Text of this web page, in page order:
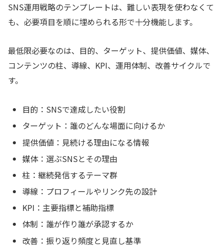
SNS運用戦略のテンプレートは、難しい表現を使わなくて
も、必要項目を順に埋められる形で十分機能します。
最低限必要なのは、目的、ターゲット、提供価値、媒体、
コンテンツの柱、導線、KPI、運用体制、改善サイクルで
す。
目的：SNSで達成したい役割
ターゲット：誰のどんな場面に向けるか
提供価値：見続ける理由になる情報
媒体：選ぶSNSとその理由
柱：継続発信するテーマ群
導線：プロフィールやリンク先の設計
KPI：主要指標と補助指標
体制：誰が作り誰が承認するか
改善：振り返り頻度と見直し基準